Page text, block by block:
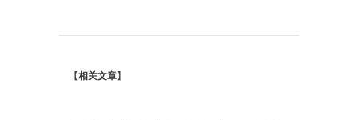
【相关文章】